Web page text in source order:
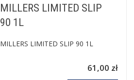
MILLERS LIMITED SLIP
90 1L
MILLERS LIMITED SLIP 90 1L
61,00 zł